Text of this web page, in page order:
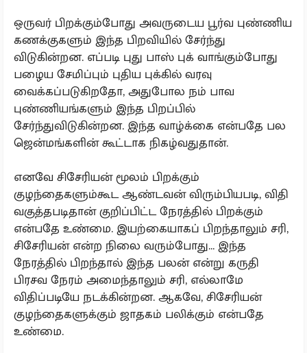
ஒருவர் பிறக்கும்போது அவருடைய பூர்வ புண்ணிய
கணக்குகளும் இந்த பிறவியில் சேர்ந்து
விடுகின்றன. எப்படி புது பாஸ் புக் வாங்கும்போது
பழைய சேமிப்பும் புதிய புக்கில் வரவு
வைக்கப்படுகிறதோ, அதுபோல நம் பாவ
புண்ணியங்களும் இந்த பிறப்பில்
சேர்ந்துவிடுகின்றன. இந்த வாழ்க்கை என்பதே பல
ஜென்மங்களின் கூட்டாக நிகழ்வதுதான்.
எனவே சிசேரியன் மூலம் பிறக்கும்
குழந்தைகளும்கூட ஆண்டவன் விரும்பியபடி, விதி
வகுத்தபடிதான் குறிப்பிட்ட நேரத்தில் பிறக்கும்
என்பதே உண்மை. இயற்கையாகப் பிறந்தாலும் சரி,
சிசேரியன் என்ற நிலை வரும்போது... இந்த
நேரத்தில் பிறந்தால் இந்த பலன் என்று கருதி
பிரசவ நேரம் அமைந்தாலும் சரி, எல்லாமே
விதிப்படியே நடக்கின்றன. ஆகவே, சிசேரியன்
குழந்தைகளுக்கும் ஜாதகம் பலிக்கும் என்பதே
உண்மை.